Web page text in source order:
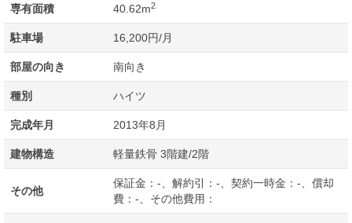
専有面積 40.62m2
駐車場 16,200円/月
部屋の向き 南向き
種別 ハイツ
完成年月 2013年8月
建物構造 軽量鉄骨 3階建/2階
その他
保証金：-、解約引：-、契約一時金：-、償却
費：-、その他費用：